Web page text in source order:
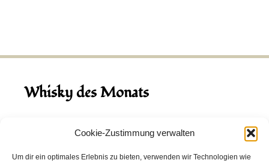
Cookie-Zustimmung verwalten
Um dir ein optimales Erlebnis zu bieten, verwenden wir Technologien wie
Whisky des Monats
August 2026
Hinch Double Wood